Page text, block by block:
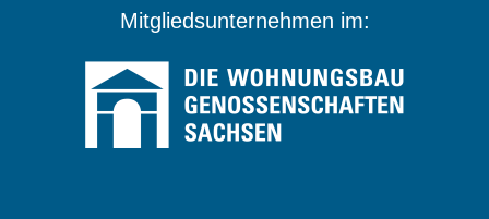
Mitgliedsunternehmen im: